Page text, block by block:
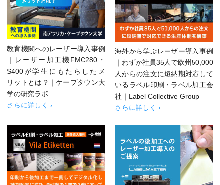
教育機関へのレーザー導入事例
｜レーザー加工機FMC280・
S400が学生にもたらしたメ
リットとは？｜ケープタウン大
学の研究ラボ
さらに詳しく ›
海外から学ぶレーザー導入事例
｜わずか社員35人で欧州50,000
人からの注文に短納期対応して
いるラベル印刷・ラベル加工会
社｜Label Collective Group
さらに詳しく ›